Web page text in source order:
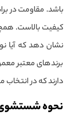
باشد. مقاومت در
کیفیت بالاست.
نشان دهد که آیا
برندهای معتبر
دارند که در انتخاب
نحوه شستشوی